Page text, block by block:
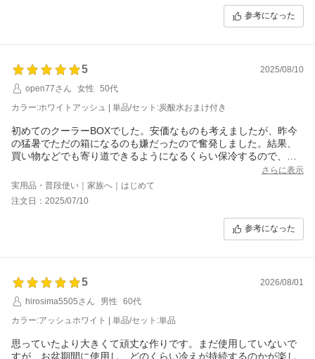
参考になった
5
2025/08/10
open77さん
女性
50代
カラー:ホワイトアッシュ | 単品/セット:炭酸水おまけ付き
初めてのクーラーBOXでした。安価なものも考えましたが、昨今
の猛暑でただの箱になるのも嫌だったので奮発しました。結果、
買い物などでも寄り道できるようになるくらい保冷するので、と
さらに表示
実用品・普段使い｜家族へ｜はじめて
注文日：2025/07/10
参考になった
5
2026/08/01
hirosima5505さん
男性
60代
カラー:アッシュホワイト | 単品/セット:単品
思っていたより大きくて頑丈な作りです。まだ使用していないで
すが、お盆期間に使用し、どのくらい冷えが持続するのかが楽し